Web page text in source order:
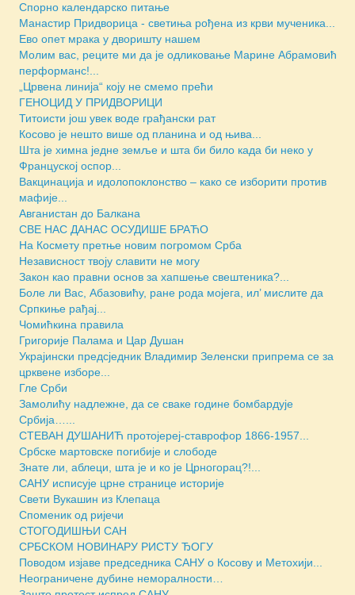
Спорно календарско питање
Манастир Придворица - светиња рођена из крви мученика...
Ево опет мрака у дворишту нашем
Молим вас, реците ми да је одликовање Марине Абрамовић
перформанс!...
„Црвена линија“ коју не смемо прећи
ГЕНОЦИД У ПРИДВОРИЦИ
Титоисти још увек воде грађански рат
Косово је нешто више од планина и од њива...
Шта је химна једне земље и шта би било када би неко у
Француској оспор...
Вакцинација и идолопоклонство – како се изборити против
мафије...
Авганистан до Балкана
СВЕ НАС ДАНАС ОСУДИШЕ БРАЋО
На Космету претње новим погромом Срба
Независност твоју славити не могу
Закон као правни основ за хапшење свештеника?...
Боле ли Вас, Абазовићу, ране рода мојега, ил’ мислите да
Српкиње рађај...
Чомићкина правила
Григорије Палама и Цар Душан
Украјински предсједник Владимир Зеленски припрема се за
црквене изборе...
Гле Срби
Замолићу надлежне, да се сваке године бомбардује
Србија…...
СТЕВАН ДУШАНИЋ протојереј-ставрофор 1866-1957...
Србске мартовске погибије и слободе
Знате ли, аблеци, шта је и ко је Црногорац?!...
САНУ исписује црне странице историје
Свети Вукашин из Клепаца
Споменик од ријечи
СТОГОДИШЊИ САН
СРБСКОМ НОВИНАРУ РИСТУ ЂОГУ
Поводом изјаве председника САНУ о Косову и Метохији...
Неограничене дубине неморалности…